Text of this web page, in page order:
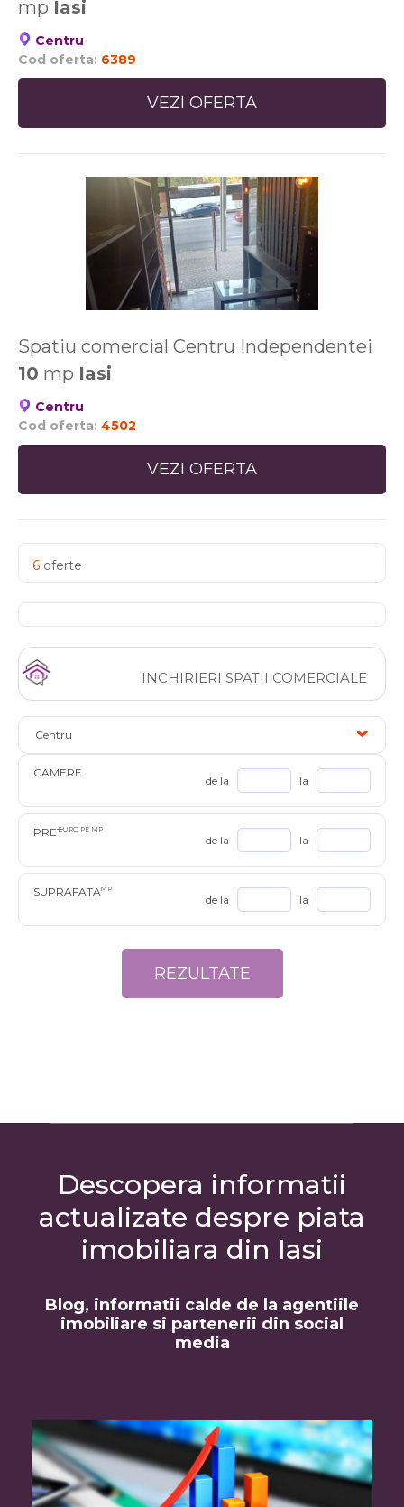
INCHIRIERI SPATII COMERCIALE
Centru
CAMERE
de la la
PRETEURO PE MP
de la la
SUPRAFATAMP
de la la
mp Iasi
Centru
Cod oferta: 6389
VEZI OFERTA
Spatiu comercial Centru Independentei
10 mp Iasi
Centru
Cod oferta: 4502
VEZI OFERTA
6 oferte
Descopera informatii
actualizate despre piata
imobiliara din Iasi
Blog, informatii calde de la agentiile
imobiliare si partenerii din social
media